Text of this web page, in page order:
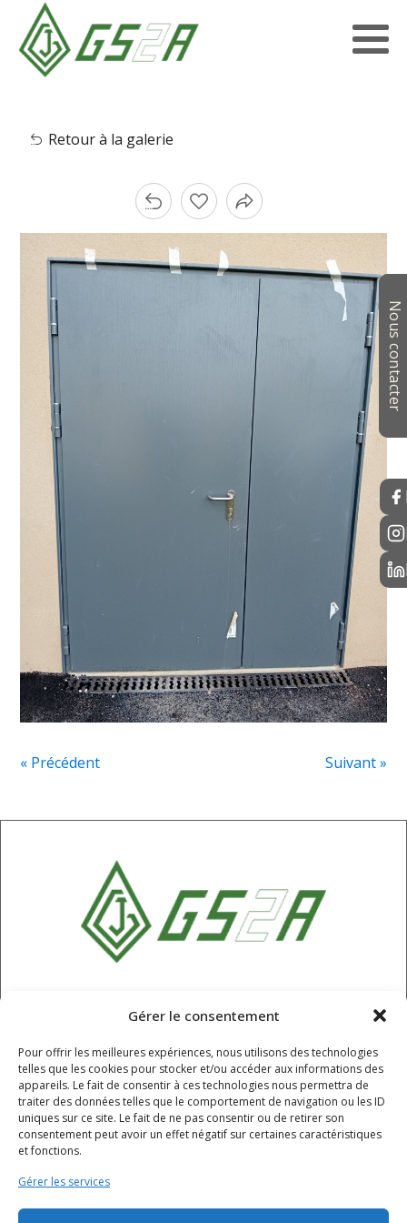
Gérer le consentement
Pour offrir les meilleures expériences, nous utilisons des technologies
telles que les cookies pour stocker et/ou accéder aux informations des
appareils. Le fait de consentir à ces technologies nous permettra de
traiter des données telles que le comportement de navigation ou les ID
uniques sur ce site. Le fait de ne pas consentir ou de retirer son
consentement peut avoir un effet négatif sur certaines caractéristiques
et fonctions.
Gérer les services
Retour à la galerie
« Précédent Suivant »
SARL GS2A
Puy-de-Dôme, 63720
04 73 68 61 55
contact@gs2a.fr
Nous contacter